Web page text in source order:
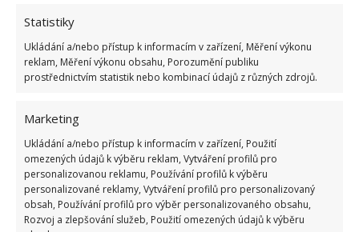
Statistiky
Ukládání a/nebo přístup k informacím v zařízení, Měření výkonu
reklam, Měření výkonu obsahu, Porozumění publiku
prostřednictvím statistik nebo kombinací údajů z různých zdrojů.
Marketing
Ukládání a/nebo přístup k informacím v zařízení, Použití
omezených údajů k výběru reklam, Vytváření profilů pro
personalizovanou reklamu, Používání profilů k výběru
personalizované reklamy, Vytváření profilů pro personalizovaný
obsah, Používání profilů pro výběr personalizovaného obsahu,
Rozvoj a zlepšování služeb, Použití omezených údajů k výběru